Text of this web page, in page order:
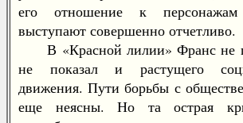
его отношение к
выступают совершенно отчетливо.
В «Красной лилии» Франс не
не показал и растущего
движения. Пути борьбы с
еще неясны. Но та острая